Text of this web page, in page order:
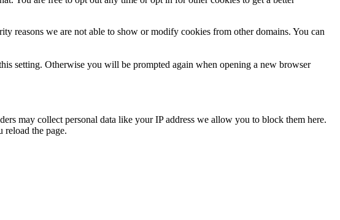
reasons we are not able to show or modify cookies from other domains. You can
setting. Otherwise you will be prompted again when opening a new browser
may collect personal data like your IP address we allow you to block them here.
reload the page.